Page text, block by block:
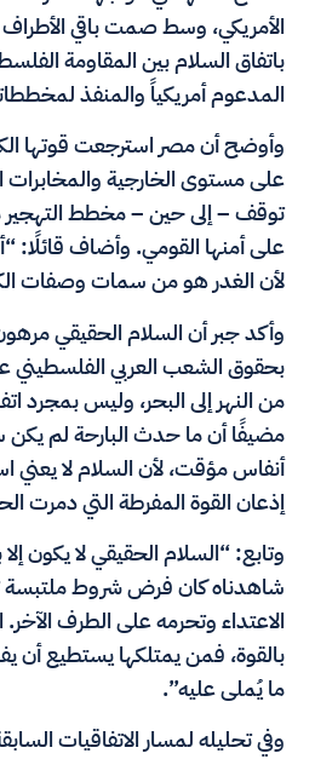
الأمريكي، وسط صمت باقي
باتفاق السلام بين المقاومة
المدعوم أمريكياً والمنفذ
وأوضح أن مصر استرجعت قوتها
على مستوى الخارجية
توقف – إلى حين – مخطط التهجير
على أمنها القومي. وأضاف قائلًا:
لأن الغدر هو من سمات وصفات
وأكد جبر أن السلام الحقيقي
بحقوق الشعب العربي الفلسطيني
من النهر إلى البحر، وليس بمجرد
مضيفًا أن ما حدث البارحة لم يكن
أنفاس مؤقت، لأن السلام لا
إذعان القوة المفرطة التي دمرت
وتابع: “السلام الحقيقي لا يكون
شاهدناه كان فرض شروط ملتبسة
الاعتداء وتحرمه على الطرف الآخر.
بالقوة، فمن يمتلكها يستطيع
ما يُملى عليه”.
وفي تحليله لمسار الاتفاقيات